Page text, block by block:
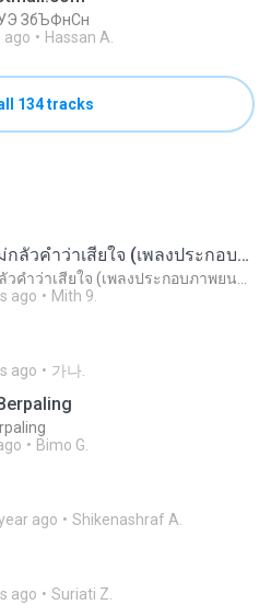
ЗбЪФнСн
ago Hassan A.
134 tracks
อยากรัก ต้องไม่กลัวคำว่าเสียใจ (เพลงประกอบภาพยนตร์ รัก 7 ปี ดี 7 หน)
ago Mith 9.
ago 가나.
Bimo G.
ago Shikenashraf A.
ago Suriati Z.